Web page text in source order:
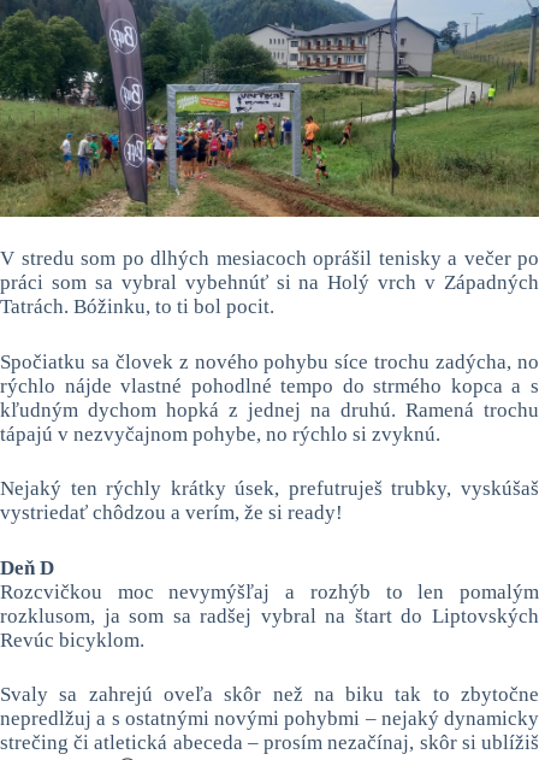
V stredu som po dlhých mesiacoch oprášil tenisky a večer po
práci som sa vybral vybehnúť si na Holý vrch v Západných
Tatrách. Bóžinku, to ti bol pocit.
Spočiatku sa človek z nového pohybu síce trochu zadýcha, no
rýchlo nájde vlastné pohodlné tempo do strmého kopca a s
kľudným dychom hopká z jednej na druhú. Ramená trochu
tápajú v nezvyčajnom pohybe, no rýchlo si zvyknú.
Nejaký ten rýchly krátky úsek, prefutruješ trubky, vyskúšaš
vystriedať chôdzou a verím, že si ready!
Deň D
Rozcvičkou moc nevymýšľaj a rozhýb to len pomalým
rozklusom, ja som sa radšej vybral na štart do Liptovských
Revúc bicyklom.
Svaly sa zahrejú oveľa skôr než na biku tak to zbytočne
nepredlžuj a s ostatnými novými pohybmi – nejaký dynamicky
strečing či atletická abeceda – prosím nezačínaj, skôr si ublížiš